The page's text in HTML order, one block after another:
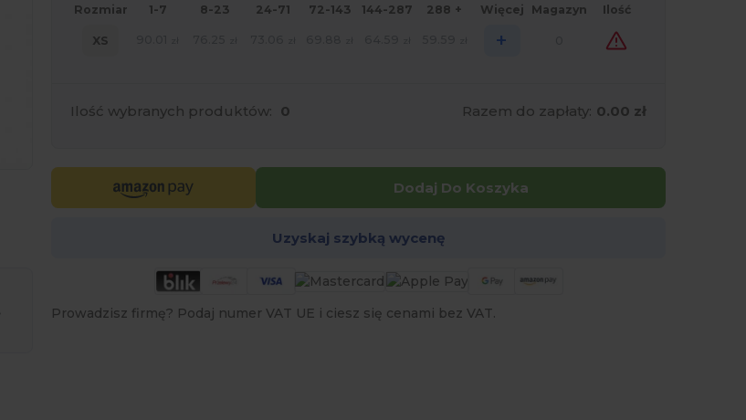
Rozmiar 1-7 8-23 24-71 72-143 144-287 288 + Więcej Magazyn Ilość
XS +
Ilość wybranych produktów: 0 Razem do zapłaty: 0.00 zł
Dodaj Do Koszyka
Uzyskaj szybką wycenę
Prowadzisz firmę? Podaj numer VAT UE i ciesz się cenami bez VAT.